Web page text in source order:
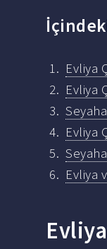
Evliya
Evliya
Evliya
Evliya